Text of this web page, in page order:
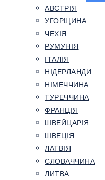
АВСТРІЯ
УГОРЩИНА
ЧЕХІЯ
РУМУНІЯ
ІТАЛІЯ
НІДЕРЛАНДИ
НІМЕЧЧИНА
ТУРЕЧЧИНА
ФРАНЦІЯ
ШВЕЙЦАРІЯ
ШВЕЦІЯ
ЛАТВІЯ
СЛОВАЧЧИНА
ЛИТВА